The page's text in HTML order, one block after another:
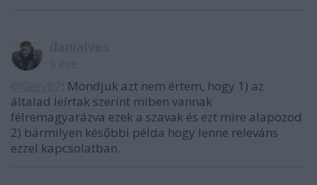
: Mondjuk azt nem értem, hogy 1) az
általad leírtak szerint miben vannak
félremagyarázva ezek a szavak és ezt mire alapozod
2) bármilyen későbbi példa hogy lenne releváns
ezzel kapcsolatban.